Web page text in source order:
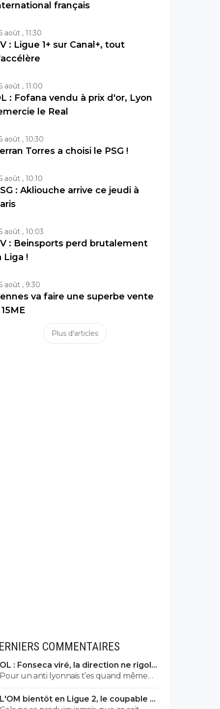
français
août , 11:30
: Ligue 1+ sur Canal+, tout
août , 11:00
: Fofana vendu à prix d'or, Lyon
le Real
août , 10:30
Torres a choisi le PSG !
août , 10:10
: Akliouche arrive ce jeudi à
août , 10:03
: Beinsports perd brutalement
Liga !
août , 9:30
va faire une superbe vente
Plus d'articles
COMMENTAIRES
OL : Fonseca viré, la direction ne rigole
plus
Pour un anti lyonnais t’es quand même
sacrément impliqué.
L'OM bientôt en Ligue 2, le coupable a